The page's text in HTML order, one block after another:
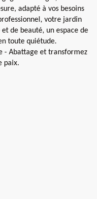
adapté à vos besoins
votre jardin
de beauté, un espace de
toute quiétude.
- Abattage et transformez
paix.